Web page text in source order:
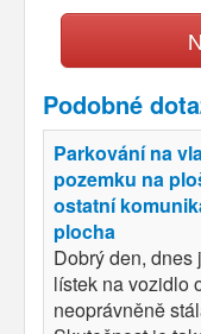
Podobné
Parkování na
pozemku na
ostatní
plocha
Dobrý den, dnes
lístek na vozidlo
neoprávněně